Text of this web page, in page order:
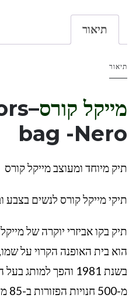
תיאור
תיאור
מייקל קורס–
bag -Nero
תיק מיוחד ומעוצב מייקל קורס
תיקי מייקל קורס לנשים בצבע
תיק בקו אביזרי יוקרה של
הוא בית האופנה הקרוי על
בשנת 1981 והפך
מ-